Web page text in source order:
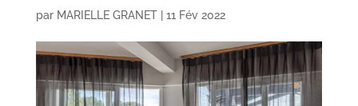
par MARIELLE GRANET| 11 Fév 2022